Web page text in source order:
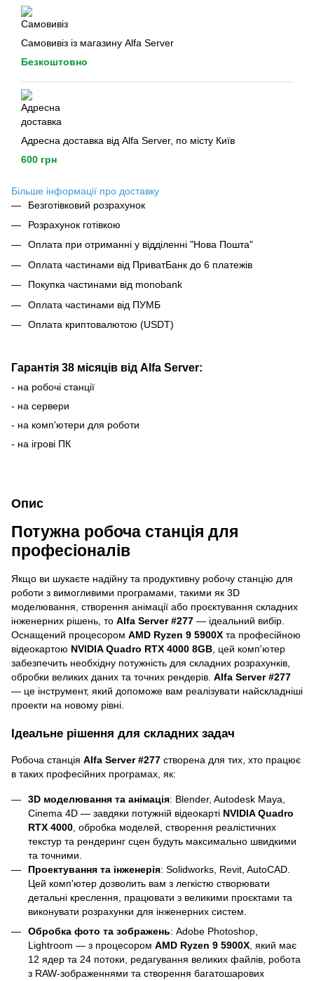
Самовивіз із магазину Alfa Server
Безкоштовно
Адресна доставка від Alfa Server, по місту Київ
600 грн
Більше інформації про доставку
Безготівковий розрахунок
Розрахунок готівкою
Оплата при отриманні у відділенні "Нова Пошта"
Оплата частинами від ПриватБанк до 6 платежів
Покупка частинами від monobank
Оплата частинами від ПУМБ
Оплата криптовалютою (USDT)
Гарантія 38 місяців від Alfa Server:
- на робочі станції
- на сервери
- на комп'ютери для роботи
- на ігрові ПК
Опис
Потужна робоча станція для
професіоналів
Якщо ви шукаєте надійну та продуктивну робочу станцію для
роботи з вимогливими програмами, такими як 3D
моделювання, створення анімації або проєктування складних
інженерних рішень, то Alfa Server #277 — ідеальний вибір.
Оснащений процесором AMD Ryzen 9 5900X та професійною
відеокартою NVIDIA Quadro RTX 4000 8GB , цей комп'ютер
забезпечить необхідну потужність для складних розрахунків,
обробки великих даних та точних рендерів. Alfa Server #277
— це інструмент, який допоможе вам реалізувати найскладніші
проекти на новому рівні.
Ідеальне рішення для складних задач
Робоча станція Alfa Server #277 створена для тих, хто працює
в таких професійних програмах, як:
3D моделювання та анімація: Blender, Autodesk Maya,
Cinema 4D — завдяки потужній відеокарті NVIDIA Quadro
RTX 4000 , обробка моделей, створення реалістичних
текстур та рендеринг сцен будуть максимально швидкими
та точними.
Проектування та інженерія: Solidworks, Revit, AutoCAD.
Цей комп'ютер дозволить вам з легкістю створювати
детальні креслення, працювати з великими проєктами та
виконувати розрахунки для інженерних систем.
Обробка фото та зображень: Adobe Photoshop,
Lightroom — з процесором AMD Ryzen 9 5900X , який має
12 ядер та 24 потоки, редагування великих файлів, робота
з RAW-зображеннями та створення багатошарових